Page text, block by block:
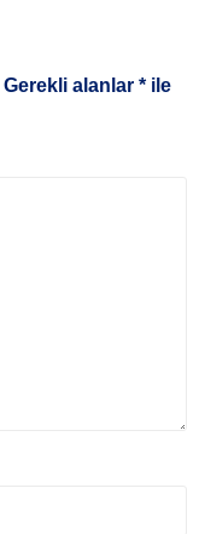
Gerekli alanlar * ile